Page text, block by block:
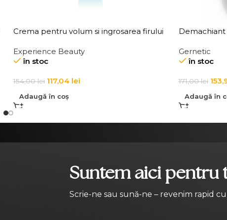
Crema pentru volum si ingrosarea firului
Cream
Experience Beauty
în stoc
154,00lei 117,04 lei
Adaugă în coș
Make-Up
Gernetic
în stoc
171,00lei
Adaugă în
Suntem aici pentru
Scrie-ne sau sună-ne – revenim rapid